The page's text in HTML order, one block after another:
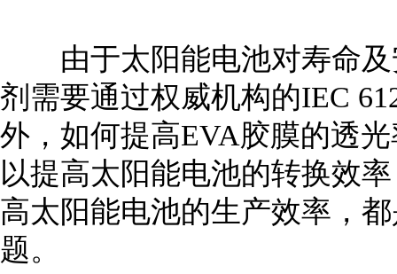
由于太阳能电池对寿命及
剂需要通过权威机构的IEC
外，如何提高EVA胶膜的透
以提高太阳能电池的转换效
高太阳能电池的生产效率，
题。